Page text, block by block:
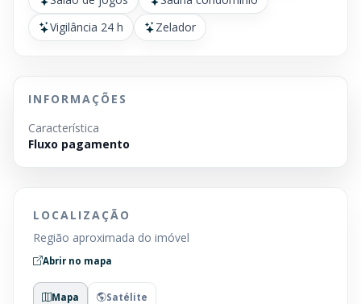
Vigilância 24 h
Zelador
INFORMAÇÕES
Característica
Fluxo pagamento
LOCALIZAÇÃO
Região aproximada do imóvel
Abrir no mapa
Mapa Satélite